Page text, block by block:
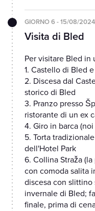
GIORNO 6 - 15/08/2024
Visita di Bled
Per visitare Bled
1. Castello di Bled
2. Discesa dal
storico di Bled
3. Pranzo presso
ristorante di un ex
4. Giro in barca
5. Torta
dell'Hotel Park
6. Collina Straža
con comoda salita
discesa con slittino
invernale di Bled;
finale, prima di